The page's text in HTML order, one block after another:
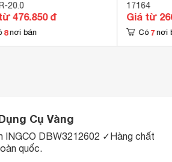
20.0
476.850 đ
8 nơi bán
17164
Giá từ
Có 7 nơi
Cụ Vàng
INGCO DBW3212602 ✓Hàng chất
quốc.